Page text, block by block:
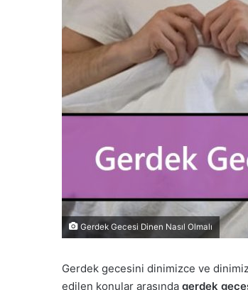
Gerdek Gecesi Dinen Nasıl Olmalı
Gerdek gecesini dinimizce ve
edilen konular arasında gerdek